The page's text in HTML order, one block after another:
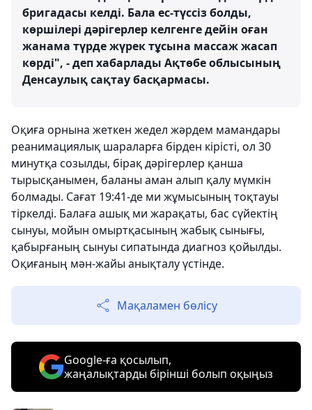
бригадасы келді. Бала ес-түссіз болды,
көршілері дәрігерлер келгенге дейін оған
жанама түрде жүрек тұсына массаж жасап
көрді", - деп хабарлады Ақтөбе облысының
Денсаулық сақтау басқармасы.
Оқиға орнына жеткен жедел жәрдем мамандары
реанимациялық шараларға бірден кірісті, ол 30
минутқа созылды, бірақ дәрігерлер қанша
тырысқанымен, баланы аман алып қалу мүмкін
болмады. Сағат 19:41-де ми жұмысының тоқтауы
тіркелді. Балаға ашық ми жарақаты, бас сүйектің
сынуы, мойын омыртқасының жабық сынығы,
қабырғаның сынуы сипатында диагноз қойылды.
Оқиғаның мән-жайы анықталу үстінде.
Мақаламен бөлісу
Google-ға қосылып,
жаңалықтарды бірінші болып оқыңыз